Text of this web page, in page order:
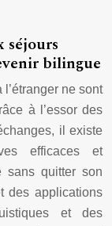
séjours
bilingue
ne sont
à l’essor des
il existe
efficaces et
sans quitter son
des applications
et des